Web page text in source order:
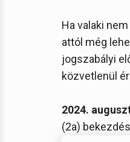
Ha valaki
attól még
jogszabályi
közvetlenül
2024.
(2a)